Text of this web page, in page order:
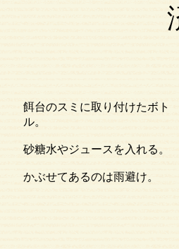
餌台のスミに取り付けたボト
ル。
砂糖水やジュースを入れる。
かぶせてあるのは雨避け。